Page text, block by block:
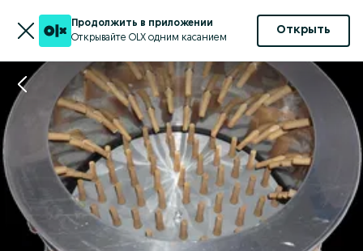
Продолжить в приложении
Открывайте OLX одним касанием
Открыть